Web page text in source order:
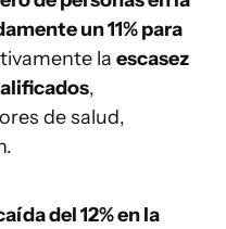
un 11% para
la escasez
,
de salud,
del 12% en la